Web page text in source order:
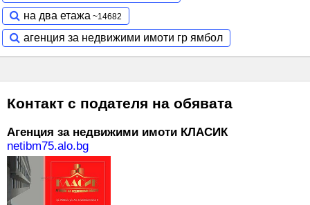
на два етажа
агенция за недвижими имоти гр ямбол
Контакт с подателя на обявата
Агенция за недвижими имоти КЛАСИК
netibm75.alo.bg